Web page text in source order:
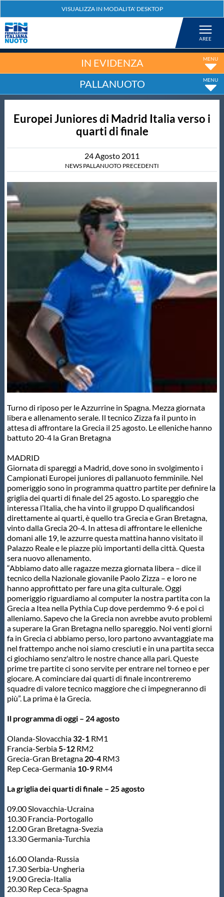
Nuoto
Tuffi
Fondo
Salvamento
Master
Formazione
GUG
Scuole Nuoto
Propaganda
Area Legislativa
Protezione Civile
Qualità
Sostenibilità
Privacy
Cookie Policy
Archivio News
Flash News
Galleria fotografica
Videogallery
Intranet
Webmail
Contatti
Mappa del sito
IN EVIDENZA
PALLANUOTO
Europei Juniores di Madrid Italia verso i
quarti di finale
24Agosto 2011
NEWS PALLANUOTO PRECEDENTI
Turno di riposo per le Azzurrine in Spagna. Mezza giornata
libera e allenamento serale. Il tecnico Zizza fa il punto in
attesa di affrontare la Grecia il 25 agosto. Le elleniche hanno
battuto 20-4 la Gran Bretagna
MADRID
Giornata di spareggi a Madrid, dove sono in svolgimento i
Campionati Europei juniores di pallanuoto femminile. Nel
pomeriggio sono in programma quattro partite per definire la
griglia dei quarti di finale del 25 agosto. Lo spareggio che
interessa l’Italia, che ha vinto il gruppo D qualificandosi
direttamente ai quarti, è quello tra Grecia e Gran Bretagna,
vinto dalla Grecia 20-4. In attesa di affrontare le elleniche
domani alle 19, le azzurre questa mattina hanno visitato il
Palazzo Reale e le piazze più importanti della città. Questa
sera nuovo allenamento.
“Abbiamo dato alle ragazze mezza giornata libera – dice il
tecnico della Nazionale giovanile Paolo Zizza – e loro ne
hanno approfittato per fare una gita culturale. Oggi
pomeriggio riguardiamo al computer la nostra partita con la
Grecia a Itea nella Pythia Cup dove perdemmo 9-6 e poi ci
alleniamo. Sapevo che la Grecia non avrebbe avuto problemi
a superare la Gran Bretagna nello spareggio. Noi venti giorni
fa in Grecia ci abbiamo perso, loro partono avvantaggiate ma
nel frattempo anche noi siamo cresciuti e in una partita secca
ci giochiamo senz'altro le nostre chance alla pari. Queste
prime tre partite ci sono servite per entrare nel torneo e per
giocare. A cominciare dai quarti di finale incontreremo
squadre di valore tecnico maggiore che ci impegneranno di
più”. La prima è la Grecia.
Il programma di oggi – 24 agosto
Olanda-Slovacchia32-1RM1
Francia-Serbia5-12RM2
Grecia-Gran Bretagna 20-4RM3
Rep Ceca-Germania 10-9RM4
La griglia dei quarti di finale – 25 agosto
09.00 Slovacchia-Ucraina
10.30 Francia-Portogallo
12.00 Gran Bretagna-Svezia
13.30 Germania-Turchia
16.00 Olanda-Russia
17.30 Serbia-Ungheria
19.00 Grecia-Italia
20.30 Rep Ceca-Spagna